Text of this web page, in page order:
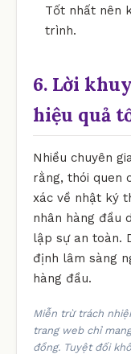
Tốt nhất nên
trình.
6. Lời
hiệu quả
Nhiều chuyên
rằng, thói quen
xác về nhật ký
nhân hàng đầu
lập sự an toàn.
định lâm sàng
hàng đầu.
Miễn trừ trách
trang web chỉ
đồng. Tuyệt đối